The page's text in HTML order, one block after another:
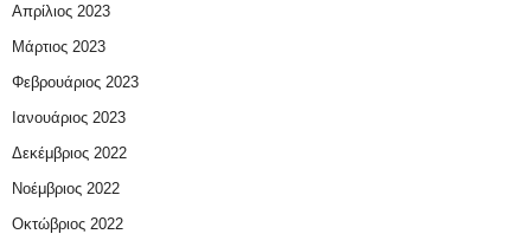
Απρίλιος 2023
Μάρτιος 2023
Φεβρουάριος 2023
Ιανουάριος 2023
Δεκέμβριος 2022
Νοέμβριος 2022
Οκτώβριος 2022